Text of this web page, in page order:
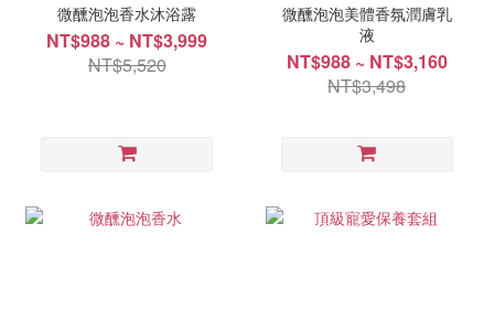
微醺泡泡香水沐浴露
NT$988 ~ NT$3,999
NT$5,520
微醺泡泡美體香氛潤膚乳
液
NT$988 ~ NT$3,160
NT$3,498